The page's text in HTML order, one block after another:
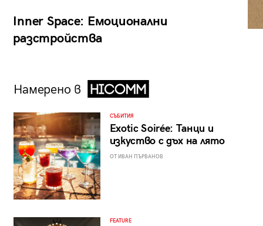
Inner Space: Емоционални
разстройства
Намерено в
СЪБИТИЯ
Exotic Soirée: Танци и
изкуство с дъх на лято
ОТ ИВАН ПЪРВАНОВ
FEATURE